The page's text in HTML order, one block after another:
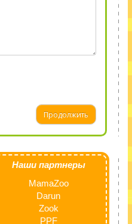
Продолжить
Наши партнеры
MamaZoo
Darun
Zook
PPF